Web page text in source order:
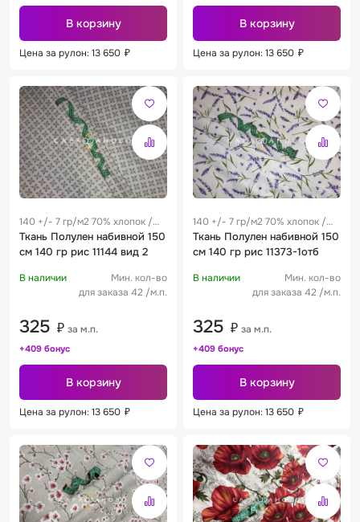
В корзину
Цена за рулон: 13 650 ₽
В корзину
Цена за рулон: 13 650 ₽
140 +/- 7 гр/м2 70% хлопок /
30% лен 0.28 м
Ткань Полулен набивной 150
см 140 гр рис 11144 вид 2
В наличии
Мин. кол-во
для заказа 42 /м.п.
325 ₽ за м.п.
+409 бонус
В корзину
Цена за рулон: 13 650 ₽
140 +/- 7 гр/м2 70% хлопок /
30% лен 0.28 м
Ткань Полулен набивной 150
см 140 гр рис 11373-1отб
В наличии
Мин. кол-во
для заказа 42 /м.п.
325 ₽ за м.п.
+409 бонус
В корзину
Цена за рулон: 13 650 ₽